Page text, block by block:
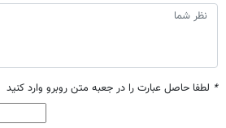
* لطفا حاصل عبارت را در جعبه متن روبرو وارد کنید